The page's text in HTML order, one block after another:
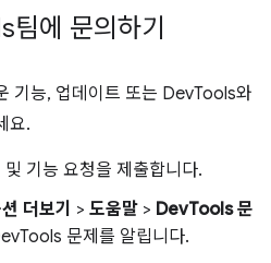
팀에 문의하기
기능, 업데이트 또는 DevTools와
요.
및 기능 요청을 제출합니다.
더보기 > 도움말 > DevTools 문
문제를 알립니다.